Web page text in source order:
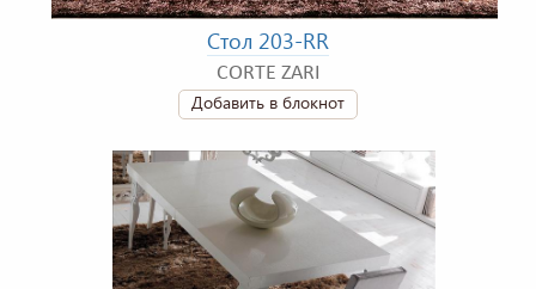
Стол 203-RR
CORTE ZARI
Добавить в блокнот